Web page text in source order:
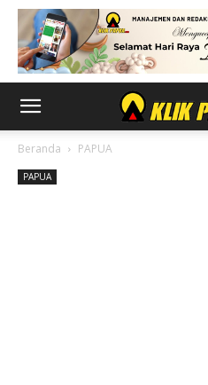
Beranda PAPUA
PAPUA